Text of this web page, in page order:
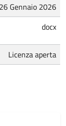
26 Gennaio 2026
docx
Licenza aperta